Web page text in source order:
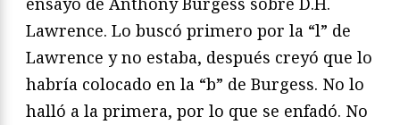
Lawrence. Lo buscó primero por la “l” de
Lawrence y no estaba, después creyó que lo
habría colocado en la “b” de Burgess. No lo
halló a la primera, por lo que se enfadó. No